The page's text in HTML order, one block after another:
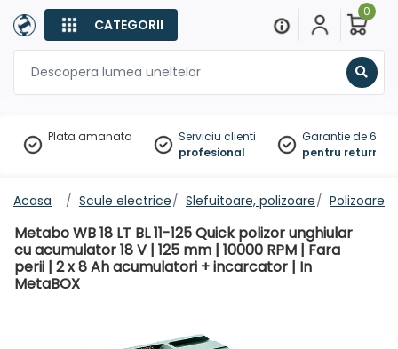
CATEGORII
0
Plata amanata
Serviciu clienti
profesional
Garantie de 60
pentru
Acasa Scule electrice Slefuitoare, polizoare Polizoare
Metabo WB 18 LT BL 11-125 Quick polizor unghiular
cu acumulator 18 V | 125 mm | 10000 RPM | Fara
perii | 2 x 8 Ah acumulatori + incarcator | In
MetaBOX